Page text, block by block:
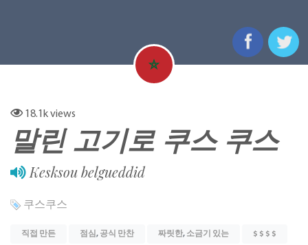
18.1kviews
말린 고기로 쿠스 쿠스
Kesksou belgueddid
쿠스쿠스
직접 만든 점심 , 공식 만찬 짜릿한, 소금기 있는 $ $ $ $